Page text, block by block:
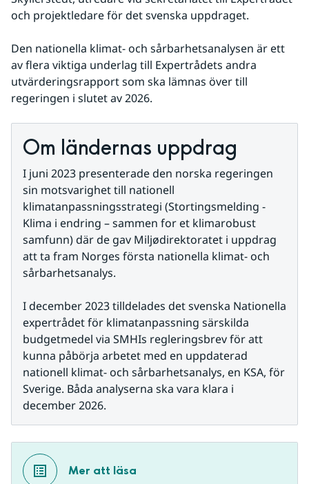
och projektledare för det svenska uppdraget.
Den nationella klimat- och sårbarhetsanalysen är ett
av flera viktiga underlag till Expertrådets andra
utvärderingsrapport som ska lämnas över till
regeringen i slutet av 2026.
Om ländernas uppdrag
I juni 2023 presenterade den norska regeringen
sin motsvarighet till nationell
klimatanpassningsstrategi (Stortingsmelding -
Klima i endring – sammen for et klimarobust
samfunn) där de gav Miljødirektoratet i uppdrag
att ta fram Norges första nationella klimat- och
sårbarhetsanalys.
I december 2023 tilldelades det svenska Nationella
expertrådet för klimatanpassning särskilda
budgetmedel via SMHIs regleringsbrev för att
kunna påbörja arbetet med en uppdaterad
nationell klimat- och sårbarhetsanalys, en KSA, för
Sverige. Båda analyserna ska vara klara i
december 2026.
Mer att läsa